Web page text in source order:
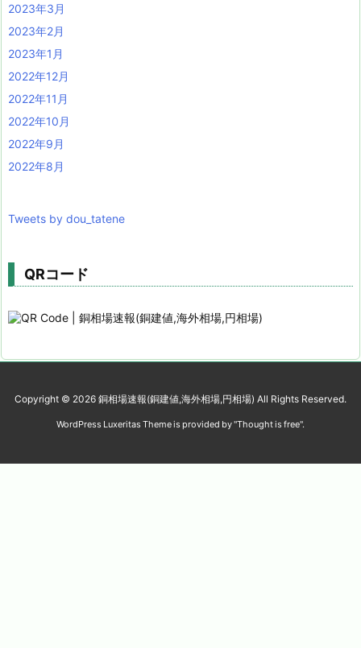
2023年3月
2023年2月
2023年1月
2022年12月
2022年11月
2022年10月
2022年9月
2022年8月
Tweets by dou_tatene
QRコード
Copyright © 2026 銅相場速報(銅建値,海外相場,円相場) All Rights Reserved.
WordPress Luxeritas Theme is provided by "Thought is free".